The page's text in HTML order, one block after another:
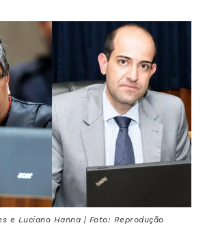
e Luciano Hanna | Foto: Reprodução